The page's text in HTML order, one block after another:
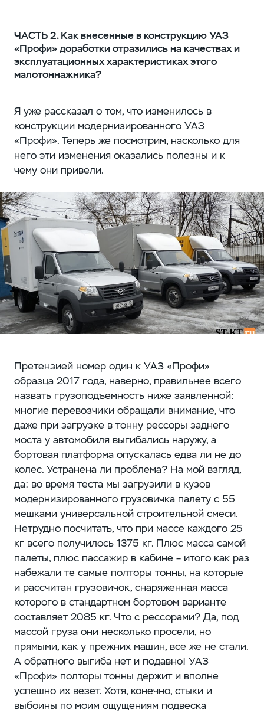
ЧАСТЬ 2. Как внесенные в конструкцию УАЗ
«Профи» доработки отразились на качествах и
эксплуатационных характеристиках этого
малотоннажника?
Я уже рассказал о том, что изменилось в
конструкции модернизированного УАЗ
«Профи». Теперь же посмотрим, насколько для
него эти изменения оказались полезны и к
чему они привели.
Претензией номер один к УАЗ «Профи»
образца 2017 года, наверно, правильнее всего
назвать грузоподъемность ниже заявленной:
многие перевозчики обращали внимание, что
даже при загрузке в тонну рессоры заднего
моста у автомобиля выгибались наружу, а
бортовая платформа опускалась едва ли не до
колес. Устранена ли проблема? На мой взгляд,
да: во время теста мы загрузили в кузов
модернизированного грузовичка палету с 55
мешками универсальной строительной смеси.
Нетрудно посчитать, что при массе каждого 25
кг всего получилось 1375 кг. Плюс масса самой
палеты, плюс пассажир в кабине – итого как раз
набежали те самые полторы тонны, на которые
и рассчитан грузовичок, снаряженная масса
которого в стандартном бортовом варианте
составляет 2085 кг. Что с рессорами? Да, под
массой груза они несколько просели, но
прямыми, как у прежних машин, все же не стали.
А обратного выгиба нет и подавно! УАЗ
«Профи» полторы тонны держит и вполне
успешно их везет. Хотя, конечно, стыки и
выбоины по моим ощущениям подвеска